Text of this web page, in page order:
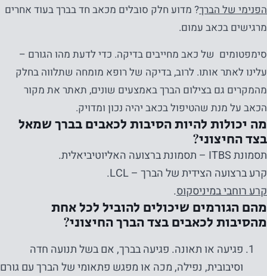
הפנימי של הברך? מדוע חלק סובלים מכאב חד בברך בעוד אחרים
מרגישים בכאב עמום.
סימפטומים של כאב מחייבים בדיקה. כדי לדעת מהו הגורם –
עלינו לאתר אותו. לרוב, בדיקה של רופא מומחה שתלווה בחלק
מהמקרים גם בצילום הברך באמצעים שונים, תאתר את מקור
הכאב על מנת שהטיפול בכאב יהיה נכון ומדויק.
מה יכולות להיות הסיבות לכאבים בברך שמאל
בצד החיצוני?
תסמונת ITBS – תסמונת ברצועה האליוטיביאלית.
קרע ברצועה הצידית של הברך – LCL.
קרע רוחבי במיניסקוס.
מהם הגורמים שיכולים להוביל לכל אחת
מהסיבות לכאבים בצד הברך החיצוני?
פגיעה או תאונה. פגיעה בברך, אם בשל תנועה חדה
וסיבובית, נפילה, מכה או מפגש פתאומי של הברך עם גורם